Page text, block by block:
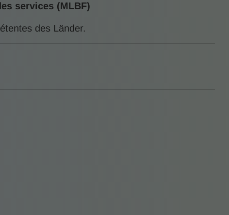
services (MLBF)
des Länder.